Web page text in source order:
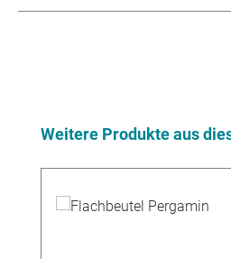
Produktgalerie überspringen
Weitere Produkte aus